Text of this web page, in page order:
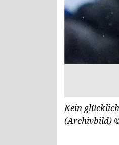
Kein
(Archivbild)